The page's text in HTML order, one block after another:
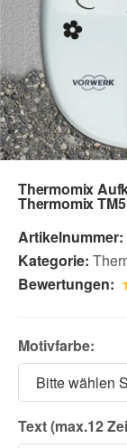
Thermomix
Thermomix TM5
Artikelnummer:
Kategorie:
Bewertungen:
Motivfarbe:
Bitte wählen
Text (max.12